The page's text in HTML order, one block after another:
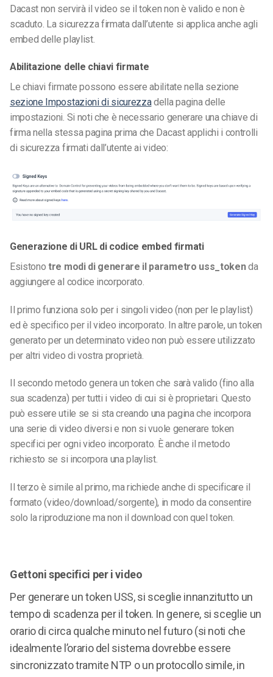
Dacast non servirà il video se il token non è valido e non è
scaduto. La sicurezza firmata dall’utente si applica anche agli
embed delle playlist.
Abilitazione delle chiavi firmate
Le chiavi firmate possono essere abilitate nella sezione
sezione Impostazioni di sicurezzadella pagina delle
impostazioni. Si noti che è necessario generare una chiave di
firma nella stessa pagina prima che Dacast applichi i controlli
di sicurezza firmati dall’utente ai video:
Generazione di URL di codice embed firmati
Esistonotre modi di generare il parametro uss_tokenda
aggiungere al codice incorporato.
Il primo funziona solo per i singoli video (non per le playlist)
ed è specifico per il video incorporato. In altre parole, un token
generato per un determinato video non può essere utilizzato
per altri video di vostra proprietà.
Il secondo metodo genera un token che sarà valido (fino alla
sua scadenza) per tutti i video di cui si è proprietari. Questo
può essere utile se si sta creando una pagina che incorpora
una serie di video diversi e non si vuole generare token
specifici per ogni video incorporato. È anche il metodo
richiesto se si incorpora una playlist.
Il terzo è simile al primo, ma richiede anche di specificare il
formato (video/download/sorgente), in modo da consentire
solo la riproduzione ma non il download con quel token.
Gettoni specifici per i video
Per generare un token USS, si sceglie innanzitutto un
tempo di scadenza per il token. In genere, si sceglie un
orario di circa qualche minuto nel futuro (si noti che
idealmente l’orario del sistema dovrebbe essere
sincronizzato tramite NTP o un protocollo simile, in